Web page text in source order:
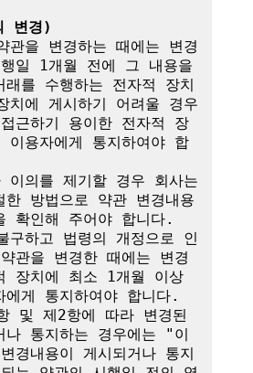
변경)
을 변경하는 때에는 변경
일 1개월 전에 그 내용을
래를 수행하는 전자적 장치
치에 게시하기 어려울 경우
근하기 용이한 전자적 장
용자에게 통지하여야 합
이의를 제기할 경우 회사는
한 방법으로 약관 변경내용
확인해 주어야 합니다.
하고 법령의 개정으로 인
관을 변경한 때에는 변경
장치에 최소 1개월 이상
에게 통지하여야 합니다.
및 제2항에 따라 변경된
나 통지하는 경우에는 "이
경내용이 게시되거나 통지